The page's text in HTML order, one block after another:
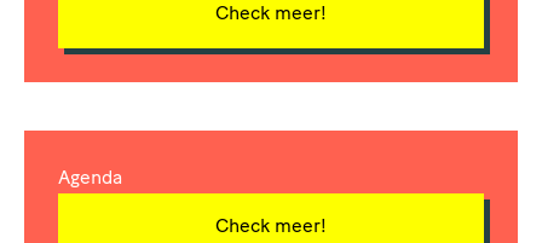
Check meer!
Agenda
Check meer!